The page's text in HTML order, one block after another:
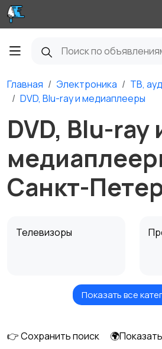
Главная Электроника
ТВ,
DVD, Blu-ray и медиаплееры
DVD, Blu-ray
Санкт-
Телевизоры
Акустика, колонки,Показать все
👉 Сохранить поиск